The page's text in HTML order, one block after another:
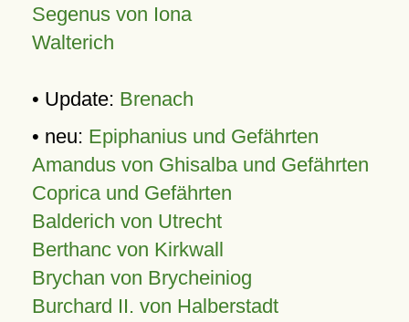
Segenus von Iona
Walterich
• Update: Brenach
• neu: Epiphanius und Gefährten
Amandus von Ghisalba und Gefährten
Coprica und Gefährten
Balderich von Utrecht
Berthanc von Kirkwall
Brychan von Brycheiniog
Burchard II. von Halberstadt